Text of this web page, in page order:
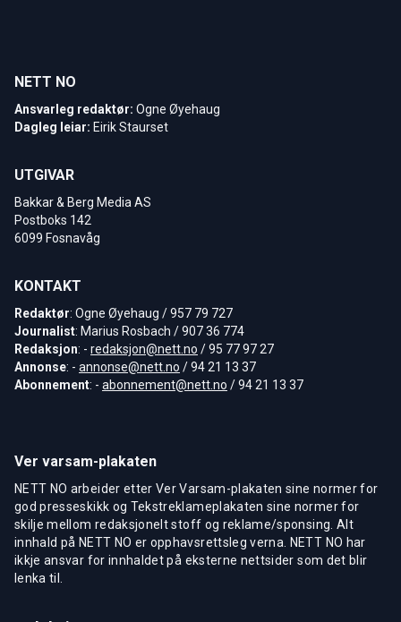
NETT NO
Ansvarleg redaktør: Ogne Øyehaug
Dagleg leiar: Eirik Staurset
UTGIVAR
Bakkar & Berg Media AS
Postboks 142
6099 Fosnavåg
KONTAKT
Redaktør: Ogne Øyehaug / 957 79 727
Journalist: Marius Rosbach / 907 36 774
Redaksjon: - redaksjon@nett.no / 95 77 97 27
Annonse: - annonse@nett.no / 94 21 13 37
Abonnement: - abonnement@nett.no / 94 21 13 37
Ver varsam-plakaten
NETT NO arbeider etter Ver Varsam-plakaten sine normer for
god presseskikk og Tekstreklameplakaten sine normer for
skilje mellom redaksjonelt stoff og reklame/sponsing. Alt
innhald på NETT NO er opphavsrettsleg verna. NETT NO har
ikkje ansvar for innhaldet på eksterne nettsider som det blir
lenka til.